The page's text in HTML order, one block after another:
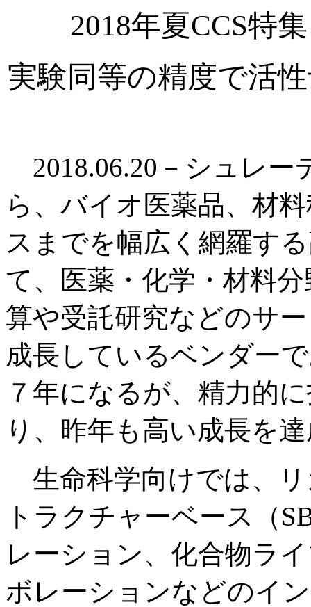
2018年夏CCS特
実験同等の精度で活
2018.06.20－シュレー
ら、バイオ医薬品、材
スまでを幅広く網羅す
て、医薬・化学・材料
算や受託研究などのサ
成長しているベンダー
７年になるが、精力的
り、昨年も高い成長を
生命科学向けでは、
トラクチャーベース（
レーション、化合物ラ
ボレーションなどのイ